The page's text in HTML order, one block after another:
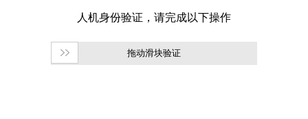
拖动滑块验证